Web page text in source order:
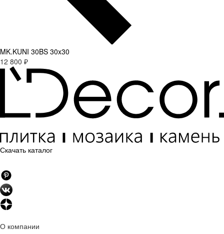
MK.KUNI 30BS 30x30
12 800 ₽
Скачать каталог
О компании